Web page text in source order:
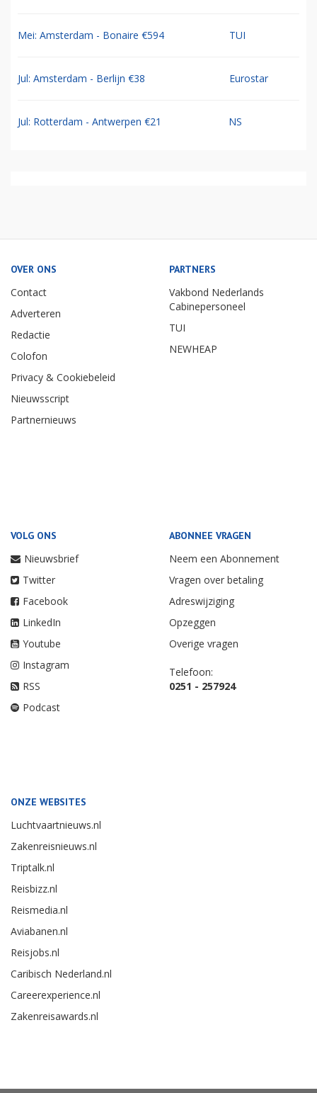
Mei: Amsterdam - Bonaire €594 TUI
Jul: Amsterdam - Berlijn €38 Eurostar
Jul: Rotterdam - Antwerpen €21 NS
OVER ONS
Contact
Adverteren
Redactie
Colofon
Privacy & Cookiebeleid
Nieuwsscript
Partnernieuws
PARTNERS
Vakbond Nederlands
Cabinepersoneel
TUI
NEWHEAP
VOLG ONS
Nieuwsbrief
Twitter
Facebook
LinkedIn
Youtube
Instagram
RSS
Podcast
ABONNEE VRAGEN
Neem een Abonnement
Vragen over betaling
Adreswijziging
Opzeggen
Overige vragen
Telefoon:
0251 - 257924
ONZE WEBSITES
Luchtvaartnieuws.nl
Zakenreisnieuws.nl
Triptalk.nl
Reisbizz.nl
Reismedia.nl
Aviabanen.nl
Reisjobs.nl
Caribisch Nederland.nl
Careerexperience.nl
Zakenreisawards.nl